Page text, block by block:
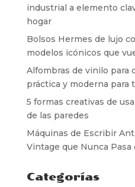
industrial a elemento
hogar
Bolsos Hermes de lujo
modelos icónicos que
Alfombras de vinilo para
práctica y moderna para
5 formas creativas de
de las paredes
Máquinas de Escribir
Vintage que Nunca Pasa
Categorías